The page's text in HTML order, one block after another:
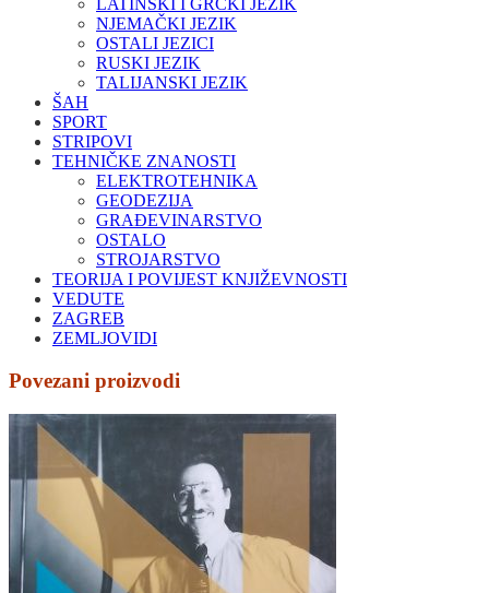
LATINSKI I GRČKI JEZIK
NJEMAČKI JEZIK
OSTALI JEZICI
RUSKI JEZIK
TALIJANSKI JEZIK
ŠAH
SPORT
STRIPOVI
TEHNIČKE ZNANOSTI
ELEKTROTEHNIKA
GEODEZIJA
GRAĐEVINARSTVO
OSTALO
STROJARSTVO
TEORIJA I POVIJEST KNJIŽEVNOSTI
VEDUTE
ZAGREB
ZEMLJOVIDI
Povezani proizvodi